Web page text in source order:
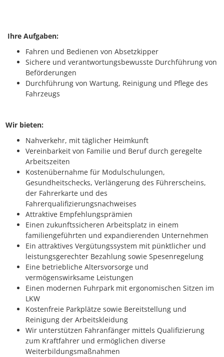
Ihre Aufgaben:
Fahren und Bedienen von Absetzkipper
Sichere und verantwortungsbewusste Durchführung von
Beförderungen
Durchführung von Wartung, Reinigung und Pflege des
Fahrzeugs
Wir bieten:
Nahverkehr, mit täglicher Heimkunft
Vereinbarkeit von Familie und Beruf durch geregelte
Arbeitszeiten
Kostenübernahme für Modulschulungen,
Gesundheitschecks, Verlängerung des Führerscheins,
der Fahrerkarte und des
Fahrerqualifizierungsnachweises
Attraktive Empfehlungsprämien
Einen zukunftssicheren Arbeitsplatz in einem
familiengeführten und expandierenden Unternehmen
Ein attraktives Vergütungssystem mit pünktlicher und
leistungsgerechter Bezahlung sowie Spesenregelung
Eine betriebliche Altersvorsorge und
vermögenswirksame Leistungen
Einen modernen Fuhrpark mit ergonomischen Sitzen im
LKW
Kostenfreie Parkplätze sowie Bereitstellung und
Reinigung der Arbeitskleidung
Wir unterstützen Fahranfänger mittels Qualifizierung
zum Kraftfahrer und ermöglichen diverse
Weiterbildungsmaßnahmen